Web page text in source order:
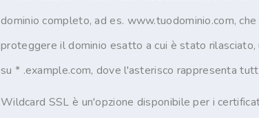
dominio completo, ad es. www.tuodominio.com,
proteggere il dominio esatto a cui è stato
su * .example.com, dove l'asterisco rappresenta
Wildcard SSL è un'opzione disponibile per i